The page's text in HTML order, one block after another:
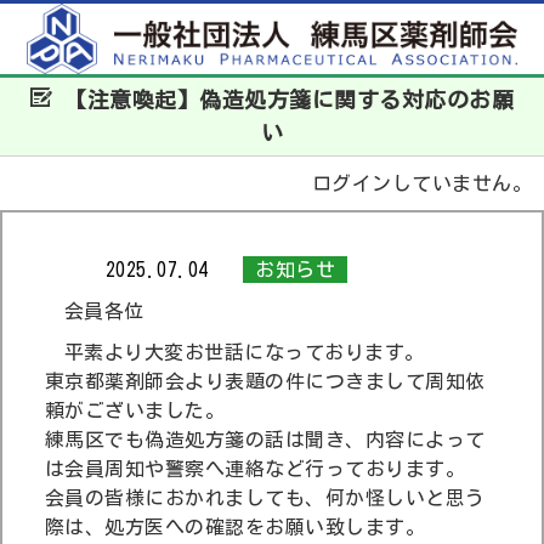
【注意喚起】偽造処方箋に関する対応のお願
い
ログインしていません。
2025.07.04 お知らせ
会員各位
平素より大変お世話になっております。
東京都薬剤師会より表題の件につきまして周知依
頼がございました。
練馬区でも偽造処方箋の話は聞き、内容によって
は会員周知や警察へ連絡など行っております。
会員の皆様におかれましても、何か怪しいと思う
際は、処方医への確認をお願い致します。